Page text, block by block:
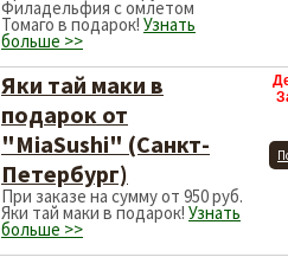
Филадельфия с омлетом
Томаго в подарок! Узнать
больше >>
Яки тай маки в
подарок от
"MiaSushi" (Санкт-
Петербург)
При заказе на сумму от 950 руб.
Яки тай маки в подарок! Узнать
больше >>